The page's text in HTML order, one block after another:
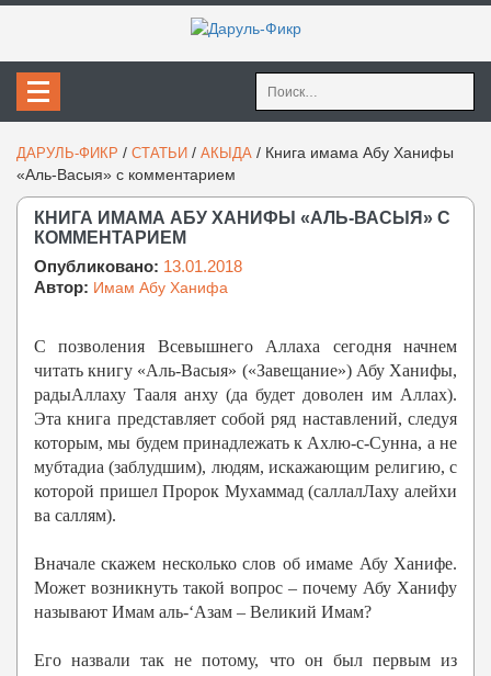
Найти:
ДАРУЛЬ-ФИКР / СТАТЬИ / АКЫДА / Книга имама Абу Ханифы
«Аль-Васыя» с комментарием
КНИГА ИМАМА АБУ ХАНИФЫ «АЛЬ-ВАСЫЯ» С
КОММЕНТАРИЕМ
Опубликовано: 13.01.2018
Автор: Имам Абу Ханифа
С позволения Всевышнего Аллаха сегодня начнем
читать книгу «Аль-Васыя» («Завещание») Абу Ханифы,
радыАллаху Тааля анху (да будет доволен им Аллах).
Эта книга представляет собой ряд наставлений, следуя
которым, мы будем принадлежать к Ахлю-с-Сунна, а не
мубтадиа (заблудшим), людям, искажающим религию, с
которой пришел Пророк Мухаммад (саллалЛаху алейхи
ва саллям).
Вначале скажем несколько слов об имаме Абу Ханифе.
Может возникнуть такой вопрос – почему Абу Ханифу
называют Имам аль-‘Азам – Великий Имам?
Его назвали так не потому, что он был первым из